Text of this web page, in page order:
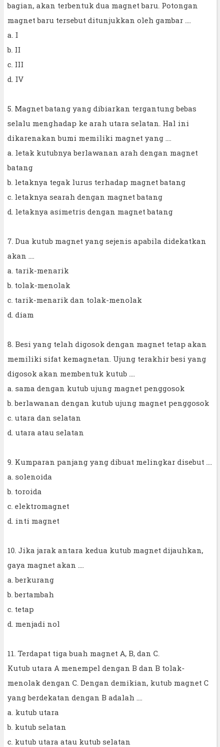
bagian, akan terbentuk dua magnet baru. Potongan
magnet baru tersebut ditunjukkan oleh gambar ....
a. I
b. II
c. III
d. IV
5. Magnet batang yang dibiarkan tergantung bebas
selalu menghadap ke arah utara selatan. Hal ini
dikarenakan bumi memiliki magnet yang ....
a. letak kutubnya berlawanan arah dengan magnet
batang
b. letaknya tegak lurus terhadap magnet batang
c. letaknya searah dengan magnet batang
d. letaknya asimetris dengan magnet batang
7. Dua kutub magnet yang sejenis apabila didekatkan
akan ....
a. tarik-menarik
b. tolak-menolak
c. tarik-menarik dan tolak-menolak
d. diam
8. Besi yang telah digosok dengan magnet tetap akan
memiliki sifat kemagnetan. Ujung terakhir besi yang
digosok akan membentuk kutub ….
a. sama dengan kutub ujung magnet penggosok
b. berlawanan dengan kutub ujung magnet penggosok
c. utara dan selatan
d. utara atau selatan
9. Kumparan panjang yang dibuat melingkar disebut ....
a. solenoida
b. toroida
c. elektromagnet
d. inti magnet
10. Jika jarak antara kedua kutub magnet dijauhkan,
gaya magnet akan ....
a. berkurang
b. bertambah
c. tetap
d. menjadi nol
11. Terdapat tiga buah magnet A, B, dan C.
Kutub utara A menempel dengan B dan B tolak-
menolak dengan C. Dengan demikian, kutub magnet C
yang berdekatan dengan B adalah ....
a. kutub utara
b. kutub selatan
c. kutub utara atau kutub selatan